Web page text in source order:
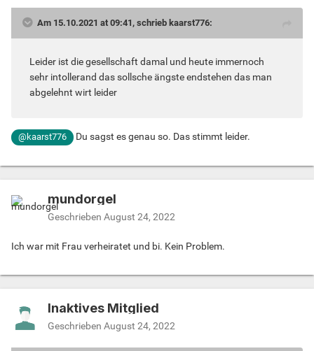
Am 15.10.2021 at 09:41, schrieb kaarst776:
Leider ist die gesellschaft damal und heute immernoch
sehr intollerand das sollsche ängste endstehen das man
abgelehnt wirt leider
@kaarst776 Du sagst es genau so. Das stimmt leider.
mundorgel
Geschrieben August 24, 2022
Ich war mit Frau verheiratet und bi. Kein Problem.
Inaktives Mitglied
Geschrieben August 24, 2022